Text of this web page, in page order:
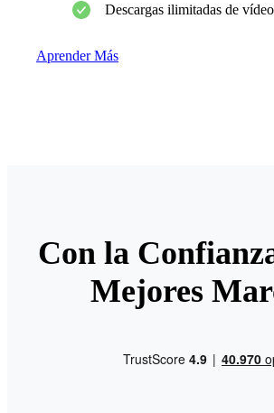
Descargas ilimitadas de
Aprender Más
Con la
Mejores